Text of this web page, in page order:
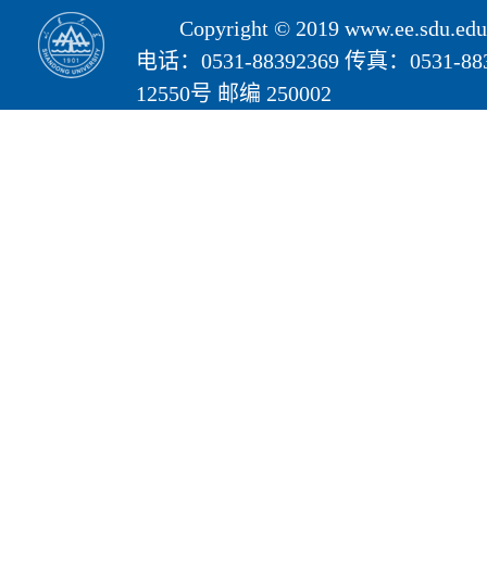
Copyright © 2019
电话：0531-88392369 传真：0531-
12550号 邮编 250002